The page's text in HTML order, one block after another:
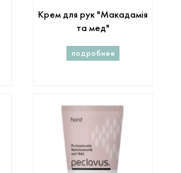
Крем для рук "Макадамія
та мед"
подробнее